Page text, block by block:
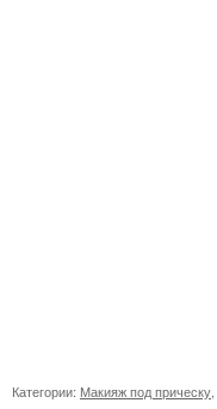
Категории: Макияж под прическу